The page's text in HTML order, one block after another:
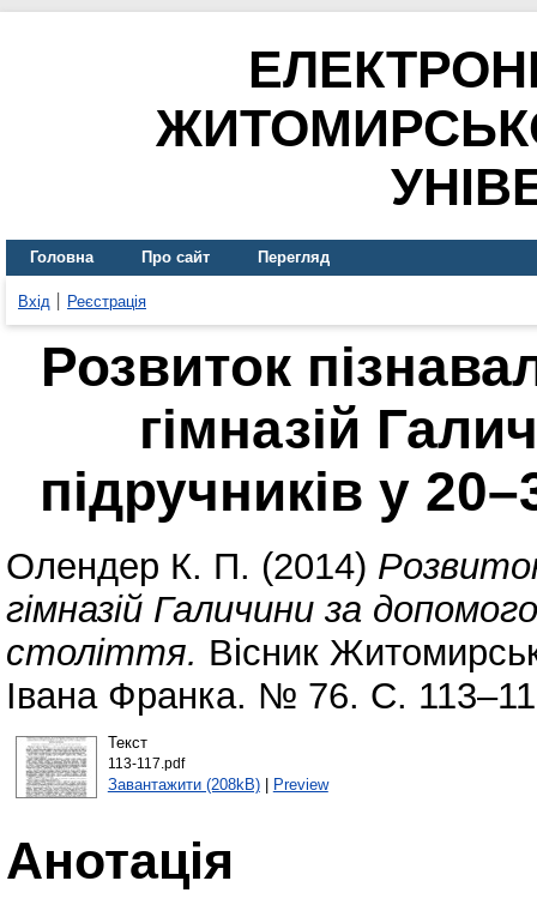
Головна Про сайт Перегляд
Вхід Реєстрація
Розвиток
гімназій
підручників у
Олендер К. П. (2014)
гімназій Галичини за
століття. Вісник
Івана Франка. № 76. С.
Текст
113-117.pdf
Завантажити (208kB)| Preview
Анотація